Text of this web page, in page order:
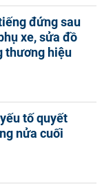
đứng sau
xe, sửa đồ
thương hiệu
tố quyết
nửa cuối